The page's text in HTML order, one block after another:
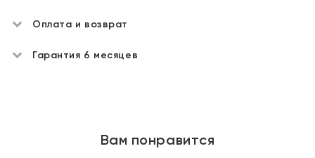
Оплата и возврат
Гарантия 6 месяцев
Вам понравится